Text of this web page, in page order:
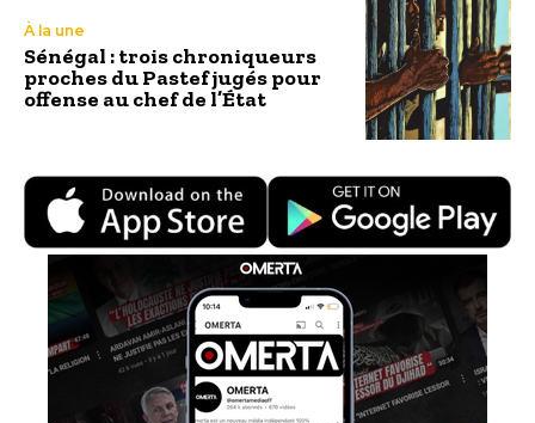
À la une
Sénégal : trois chroniqueurs
proches du Pastef jugés pour
offense au chef de l’État